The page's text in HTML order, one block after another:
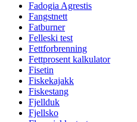
Fadogia Agrestis
Fangstnett
Fatburner
Felleski test
Fettforbrenning
Fettprosent kalkulator
Fisetin
Fiskekajakk
Fiskestang
Fjellduk
Fjellsko